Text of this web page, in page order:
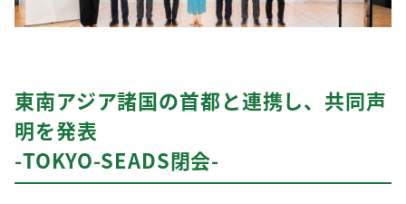
東南アジア諸国の首都と連携し、共同声
明を発表
-TOKYO-SEADS閉会-